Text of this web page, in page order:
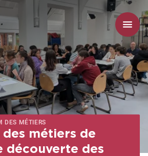
DES MÉTIERS
des métiers de
découverte des